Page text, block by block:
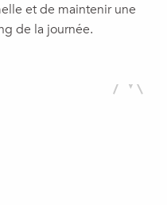
et de maintenir une
de la journée.